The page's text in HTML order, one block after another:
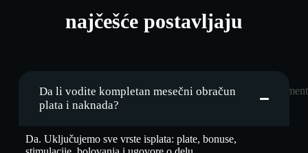
najčešće postavljaju
Da li vodite kompletan mesečni obračun
plata i naknada?
Da. Uključujemo sve vrste isplata: plate, bonuse,